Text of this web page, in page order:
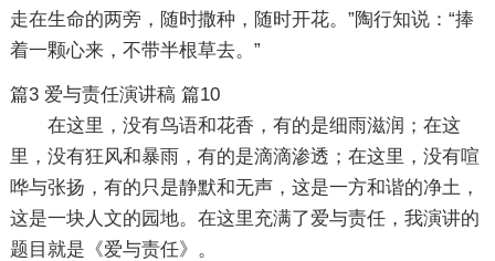
走在生命的两旁，随时撒种，随时开花。”陶行知说：“捧
着一颗心来，不带半根草去。”
篇3
在这里，没有鸟语和花香，有的是细雨滋润；在这
里，没有狂风和暴雨，有的是滴滴渗透；在这里，没有喧
哗与张扬，有的只是静默和无声，这是一方和谐的净土，
这是一块人文的园地。在这里充满了爱与责任，我演讲的
题目就是《爱与责任》。
爱与责任演讲稿 篇10